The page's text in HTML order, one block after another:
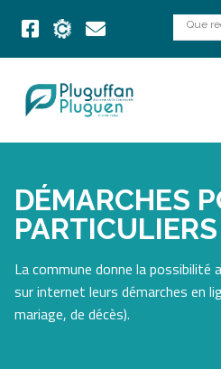
DÉMARCHES
PARTICULIERS
La commune donne la
sur internet leurs démarches en
mariage, de décès).